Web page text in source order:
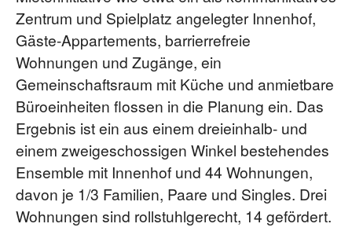
Zentrum und Spielplatz angelegter Innenhof,
Gäste-Appartements, barrierrefreie
Wohnungen und Zugänge, ein
Gemeinschaftsraum mit Küche und anmietbare
Büroeinheiten flossen in die Planung ein. Das
Ergebnis ist ein aus einem dreieinhalb- und
einem zweigeschossigen Winkel bestehendes
Ensemble mit Innenhof und 44 Wohnungen,
davon je 1/3 Familien, Paare und Singles. Drei
Wohnungen sind rollstuhlgerecht, 14 gefördert.